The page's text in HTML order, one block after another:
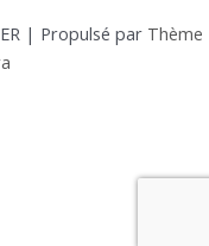
| Propulsé par Thème